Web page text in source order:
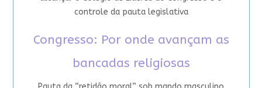
controle da pauta legislativa
Congresso: Por onde avançam as
bancadas religiosas